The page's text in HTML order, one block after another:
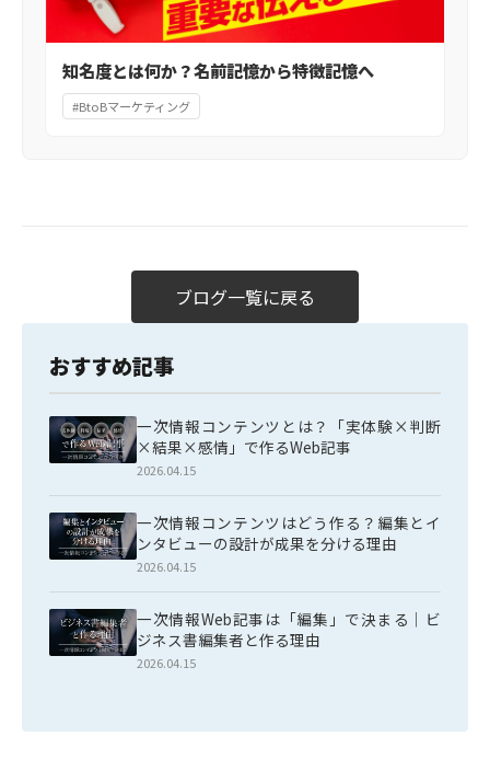
知名度とは何か？名前記憶から特徴記憶へ
#BtoBマーケティング
ブログ一覧に戻る
おすすめ記事
一次情報コンテンツとは？「実体験×判断
×結果×感情」で作るWeb記事
2026.04.15
一次情報コンテンツはどう作る？編集とイ
ンタビューの設計が成果を分ける理由
2026.04.15
一次情報Web記事は「編集」で決まる｜ビ
ジネス書編集者と作る理由
2026.04.15